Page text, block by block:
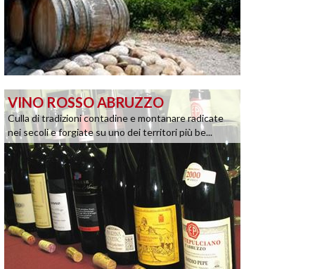
VINO ROSSO ABRUZZO
Culla di tradizioni contadine e montanare radicate
nei secoli e forgiate su uno dei territori più be...